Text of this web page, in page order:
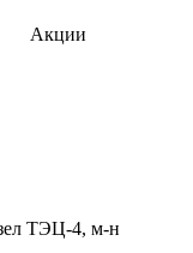
Акции
ТЭЦ-4, м-н